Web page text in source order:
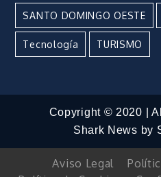
SANTO DOMINGO OESTE
Tecnología TURISMO
Copyright © 2020 |
Shark News by
Aviso Legal